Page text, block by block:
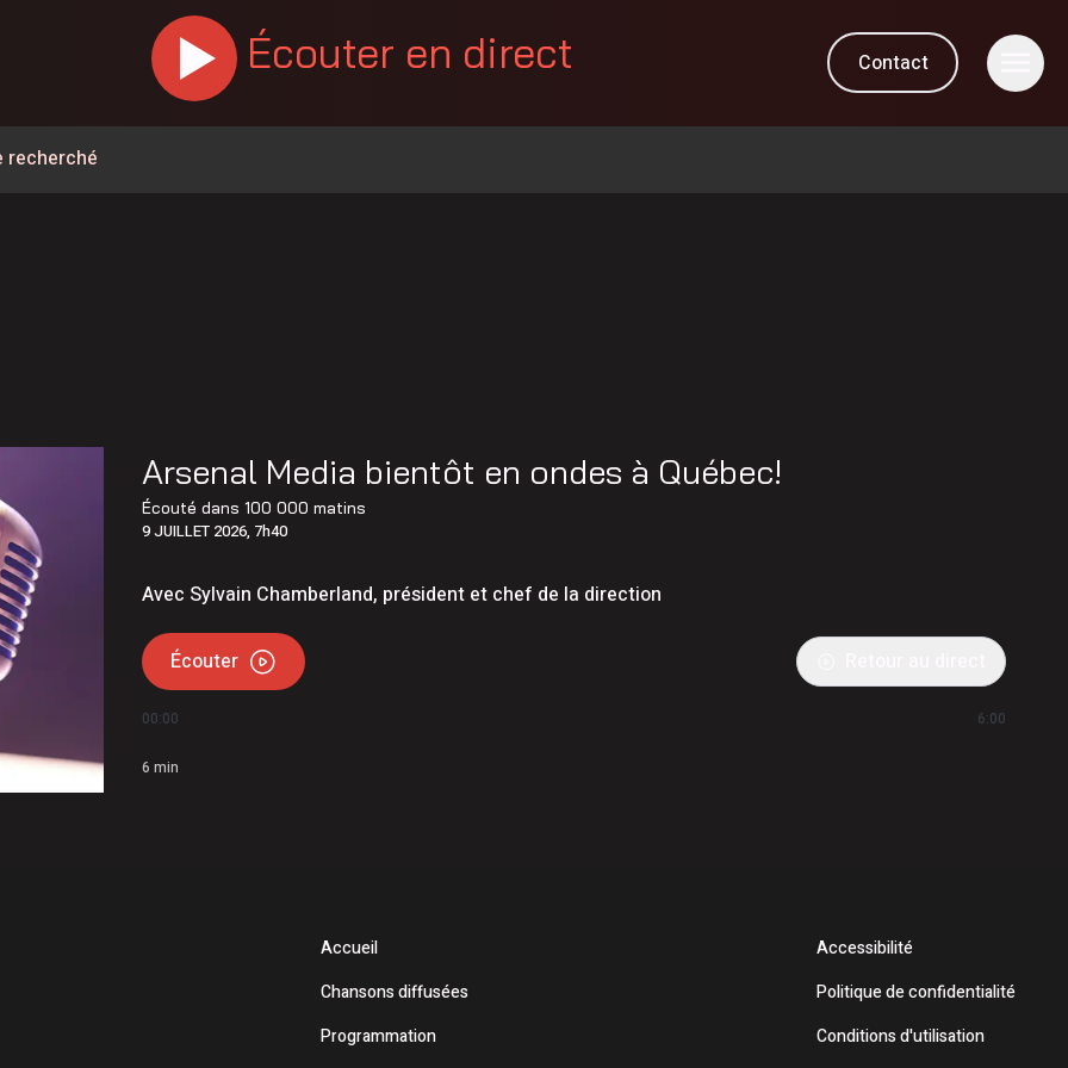
Écouter en direct Contact
recherché
dès le 10août
se démarque dans la Ligue de baseball junior
347 à Saint-Norbert
de-L’Achigan
Dupuis à Repentigny
Arsenal Media bientôt en ondes à Québec!
Écouté dans100 000 matins
9 JUILLET 2026, 7h40
Avec Sylvain Chamberland, président et chef de la direction
Écouter
00:00 6:00
6 min
Accueil
Chansons diffusées
Programmation
Accessibilité
Politique de confidentialité
Conditions d'utilisation